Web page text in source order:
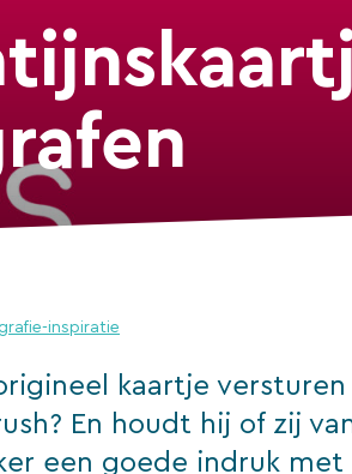
inspiratie
kaartje
En houdt hij of zij
een goede indruk met